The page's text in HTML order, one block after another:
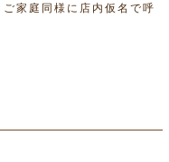
家庭同様に店内仮名で呼